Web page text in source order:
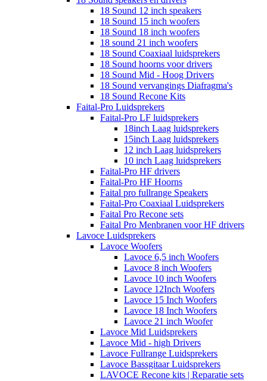
18 Sound 12 inch speakers
18 Sound 15 inch woofers
18 Sound 18 inch woofers
18 sound 21 inch woofers
18 Sound Coaxiaal luidsprekers
18 Sound hoorns voor drivers
18 Sound Mid - Hoog Drivers
18 Sound vervangings Diafragma's
18 Sound Recone Kits
Faital-Pro Luidsprekers
Faital-Pro LF luidsprekers
18inch Laag luidsprekers
15inch Laag luidsprekers
12 inch Laag luidsprekers
10 inch Laag luidsprekers
Faital-Pro HF drivers
Faital-Pro HF Hoorns
Faital pro fullrange Speakers
Faital-Pro Coaxiaal Luidsprekers
Faital Pro Recone sets
Faital Pro Menbranen voor HF drivers
Lavoce Luidsprekers
Lavoce Woofers
Lavoce 6,5 inch Woofers
Lavoce 8 inch Woofers
Lavoce 10 inch Woofers
Lavoce 12Inch Woofers
Lavoce 15 Inch Woofers
Lavoce 18 Inch Woofers
Lavoce 21 inch Woofer
Lavoce Mid Luidsprekers
Lavoce Mid - high Drivers
Lavoce Fullrange Luidsprekers
Lavoce Bassgitaar Luidsprekers
LAVOCE Recone kits | Reparatie sets